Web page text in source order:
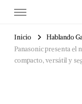
Inicio
Hablando
Panasonic presenta
compacto, versátil y